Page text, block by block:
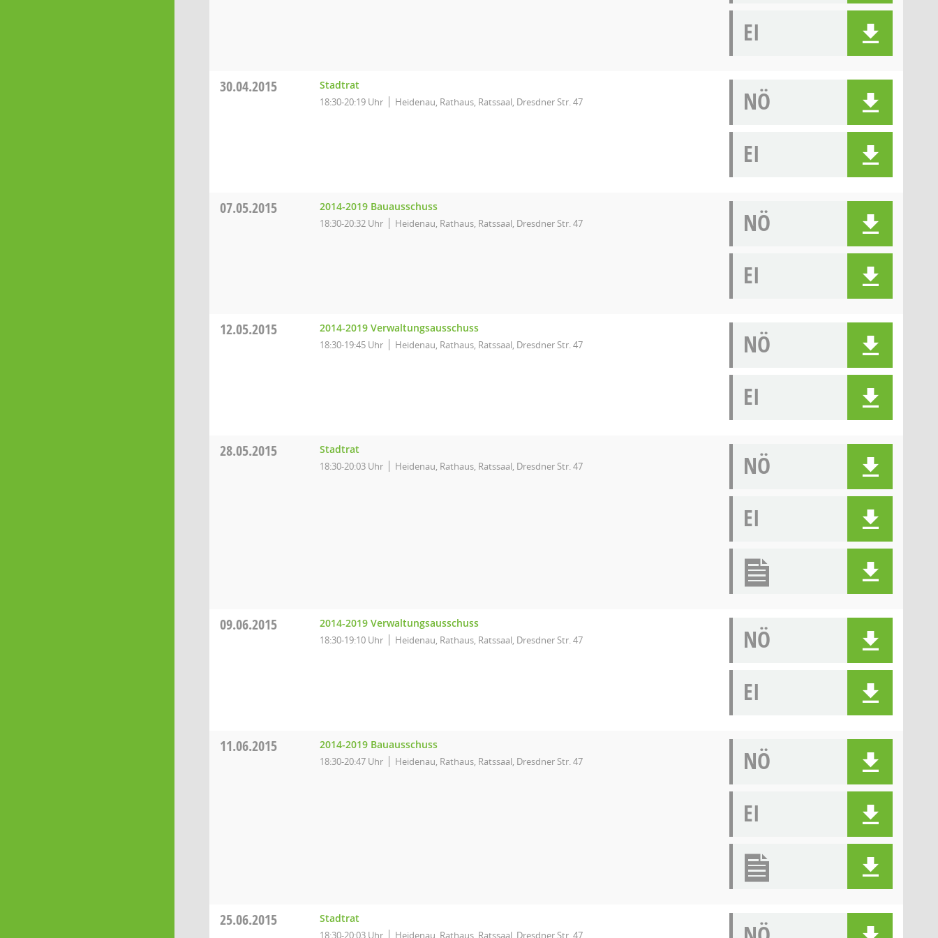
EI
30.04.2015 Stadtrat
18:30-20:19 Uhr Heidenau, Rathaus, Ratssaal, Dresdner Str. 47
NÖ
EI
07.05.2015 2014-2019 Bauausschuss
18:30-20:32 Uhr Heidenau, Rathaus, Ratssaal, Dresdner Str. 47
NÖ
EI
12.05.2015 2014-2019 Verwaltungsausschuss
18:30-19:45 Uhr Heidenau, Rathaus, Ratssaal, Dresdner Str. 47
NÖ
EI
28.05.2015 Stadtrat
18:30-20:03 Uhr Heidenau, Rathaus, Ratssaal, Dresdner Str. 47
NÖ
EI
09.06.2015 2014-2019 Verwaltungsausschuss
18:30-19:10 Uhr Heidenau, Rathaus, Ratssaal, Dresdner Str. 47
NÖ
EI
11.06.2015 2014-2019 Bauausschuss
18:30-20:47 Uhr Heidenau, Rathaus, Ratssaal, Dresdner Str. 47
NÖ
EI
25.06.2015 Stadtrat
18:30-20:03 Uhr Heidenau, Rathaus, Ratssaal, Dresdner Str. 47